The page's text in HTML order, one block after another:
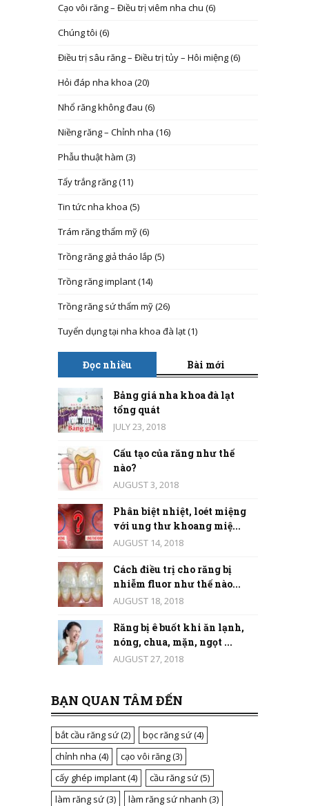
Cạo vôi răng – Điều trị viêm nha chu (6)
Chúng tôi (6)
Điều trị sâu răng – Điều trị tủy – Hôi miệng(6)
Hỏi đáp nha khoa (20)
Nhổ răng không đau (6)
Niềng răng – Chỉnh nha (16)
Phẫu thuật hàm (3)
Tẩy trắng răng(11)
Tin tức nha khoa (5)
Trám răng thẩm mỹ(6)
Trồng răng giả tháo lắp (5)
Trồng răng implant(14)
Trồng răng sứ thẩm mỹ(26)
Tuyển dụng tại nha khoa đà lạt(1)
Đọc nhiều Bài mới
Bảng giá nha khoa đà lạt
tổng quát
JULY 23, 2018
Cấu tạo của răng như thế
nào?
AUGUST 3, 2018
Phân biệt nhiệt, loét miệng
với ung thư khoang miệ...
AUGUST 14, 2018
Cách điều trị cho răng bị
nhiễm fluor như thế nào...
AUGUST 18, 2018
Răng bị ê buốt khi ăn lạnh,
nóng, chua, mặn, ngọt ...
AUGUST 27, 2018
BẠN QUAN TÂM ĐẾN
bắt cầu răng sứ(2) bọc răng sứ(4)
chỉnh nha (4) cạo vôi răng(3)
cấy ghép implant(4) cầu răng sứ(5)
làm răng sứ(3) làm răng sứ nhanh (3)